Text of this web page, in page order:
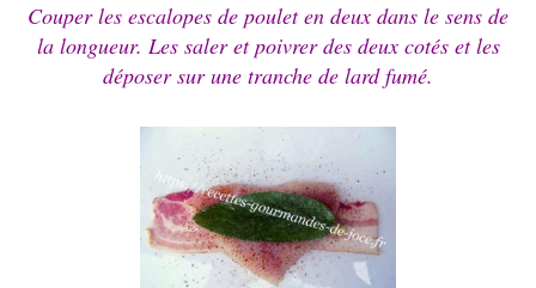
Couper les escalopes de poulet en deux dans le sens de
la longueur. Les saler et poivrer des deux cotés et les
déposer sur une tranche de lard fumé.